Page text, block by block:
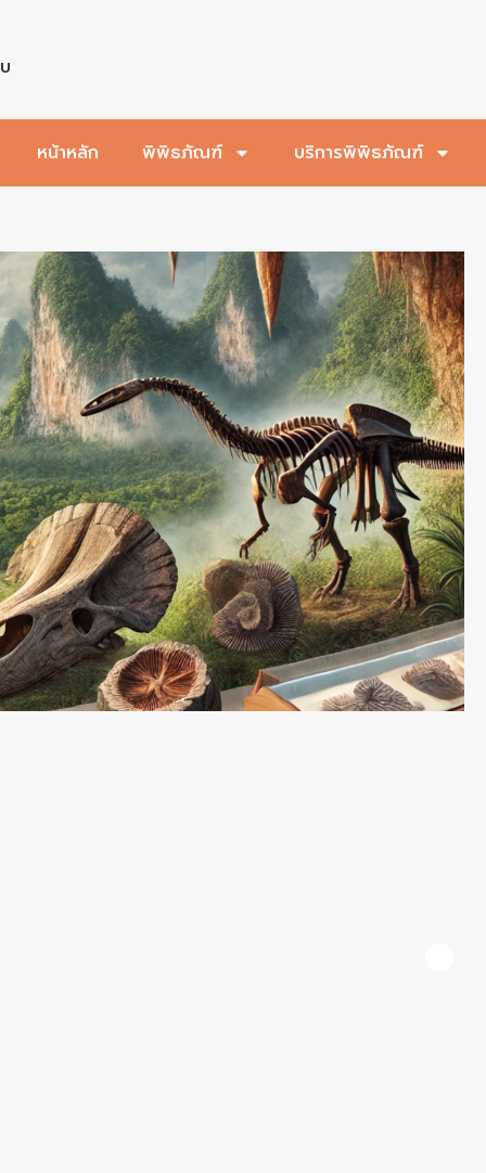
หน้าหลัก พิพิธภัณฑ์ บริการพิพิธภัณฑ์